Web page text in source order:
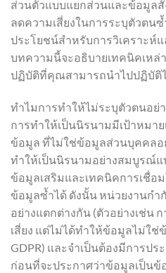
ส่วนตัวแบบแยกส่วนและข้อมูล
ลดความเสี่ยงในการระบุตัวตน
ประโยชน์สำหรับการวิเคราะห์แ
บทความนี้จะอธิบายเทคนิคเหล่
ปฏิบัติที่คุณสามารถนำไปปฏิบัติ
ทำไมการทำให้ไม่ระบุตัวตนอย่า
การทำให้เป็นนิรนามมีเป้าหมา
ข้อมูล ที่ไม่ใช่ข้อมูลส่วนบุคคลอ
ทำให้เป็นนิรนามอย่างสมบูรณ์แ
ข้อมูลเสริมและเทคนิคการเชื่อ
ข้อมูลซ้ำได้ ดังนั้น หน่วยงานก
อย่างแตกต่างกัน (ตัวอย่างเช่น
เสี่ยง แต่ไม่ได้ทำให้ข้อมูลไม่ใ
GDPR) และจำเป็นต้องมีการปร
ก่อนที่จะประกาศว่าข้อมูลเป็น